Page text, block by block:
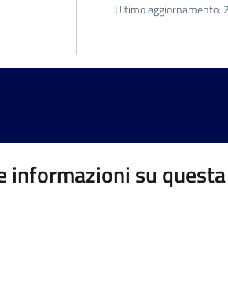
Ultimo aggiornamento:
informazioni su